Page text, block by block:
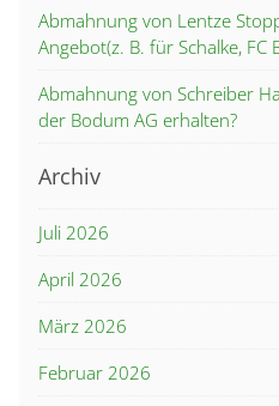
Abmahnung von Lentze
Angebot(z. B. für Schalke, FC
Abmahnung von Schreiber
der Bodum AG erhalten?
Archiv
Juli 2026
April 2026
März 2026
Februar 2026